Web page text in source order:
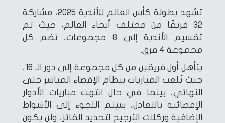
تشهد بطولة كأس العالم للأندية 2025، مشاركة
32 فريقًا من مختلف أنحاء العالم، حيث تم
تقسيم الأندية إلى 8 مجموعات، تضم كل
مجموعة 4 فرق.
يتأهل أول فريقين من كل مجموعة إلى دور الـ 16،
حيث تُلعب المباريات بنظام الإقصاء المباشر حتى
النهائي، بينما في حال انتهت مباريات الأدوار
الإقصائية بالتعادل، سيتم اللجوء إلى الأشواط
الإضافية وركلات الترجيح لتحديد الفائز، ولن يكون